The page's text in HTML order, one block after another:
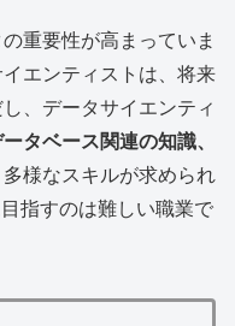
重要性が高まっていま
エンティストは、将来
、データサイエンティ
タベース関連の知識、
様なスキルが求められ
指すのは難しい職業で